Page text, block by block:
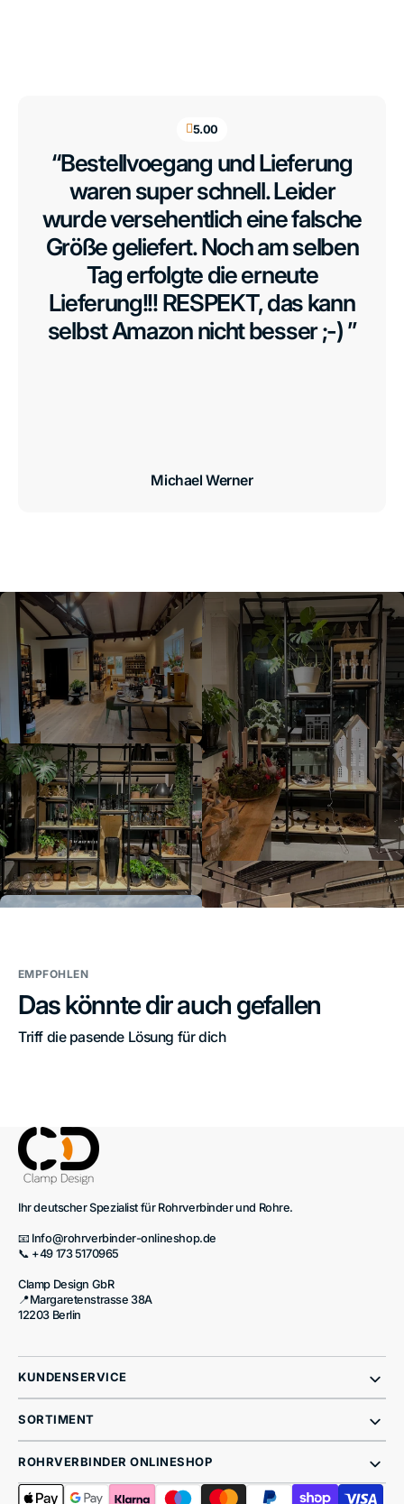
5.00
“Bestellvoegang und Lieferung
waren super schnell. Leider
wurde versehentlich eine falsche
Größe geliefert. Noch am selben
Tag erfolgte die erneute
Lieferung!!! RESPEKT, das kann
selbst Amazon nicht besser ;-) ”
Michael Werner
EMPFOHLEN
Das könnte dir auch gefallen
Triff die pasende Lösung für dich
Ihr deutscher Spezialist für Rohrverbinder und Rohre.
📧 Info@rohrverbinder-onlineshop.de
📞 +49 173 5170965
Clamp Design GbR
📍Margaretenstrasse 38A
12203 Berlin
KUNDENSERVICE
SORTIMENT
ROHRVERBINDER ONLINESHOP